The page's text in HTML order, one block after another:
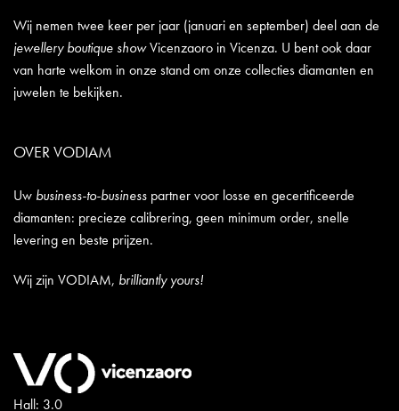
Wij nemen twee keer per jaar (januari en september) deel aan de
jewellery boutique showVicenzaoro in Vicenza. U bent ook daar
van harte welkom in onze stand om onze collecties diamanten en
juwelen te bekijken.
OVER VODIAM
Uw business-to-business partner voor losse en gecertificeerde
diamanten: precieze calibrering, geen minimum order, snelle
levering en beste prijzen.
Wij zijn VODIAM, brilliantly yours!
Hall: 3.0